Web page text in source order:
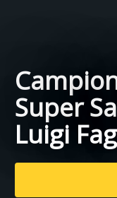
Super
Luigi